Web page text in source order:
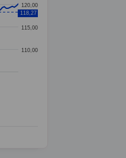
110,00
115,00
120,00
118,27